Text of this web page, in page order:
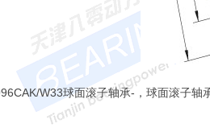
W33球面滚子轴承-，球面滚子轴